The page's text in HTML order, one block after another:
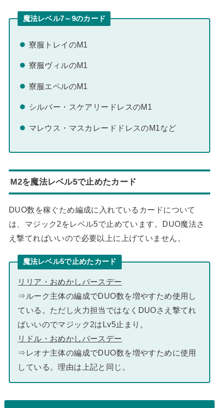
魔法レベル7～9のカード
寮服トレイのM1
寮服ヴィルのM1
寮服エペルのM1
シルバー・スケアリードレスのM1
マレウス・マスカレードドレスのM1など
M2を魔法レベル5で止めたカード
DUO数を稼ぐため編成に入れているカードについて
は、マジック2をレベル5で止めています。DUO魔法さ
え撃てればいいので必要以上に上げていません。
魔法レベル5で止めたカード
リリア・おめかしバースデー
⇒ルーク主体の編成でDUO数を増やすため使用し
ている。ただし火力担当ではなくDUOさえ撃てれ
ばいいのでマジック2はLv5止まり。
リドル・おめかしバースデー
⇒レオナ主体の編成でDUO数を増やすために使用
している。理由は上記と同じ。